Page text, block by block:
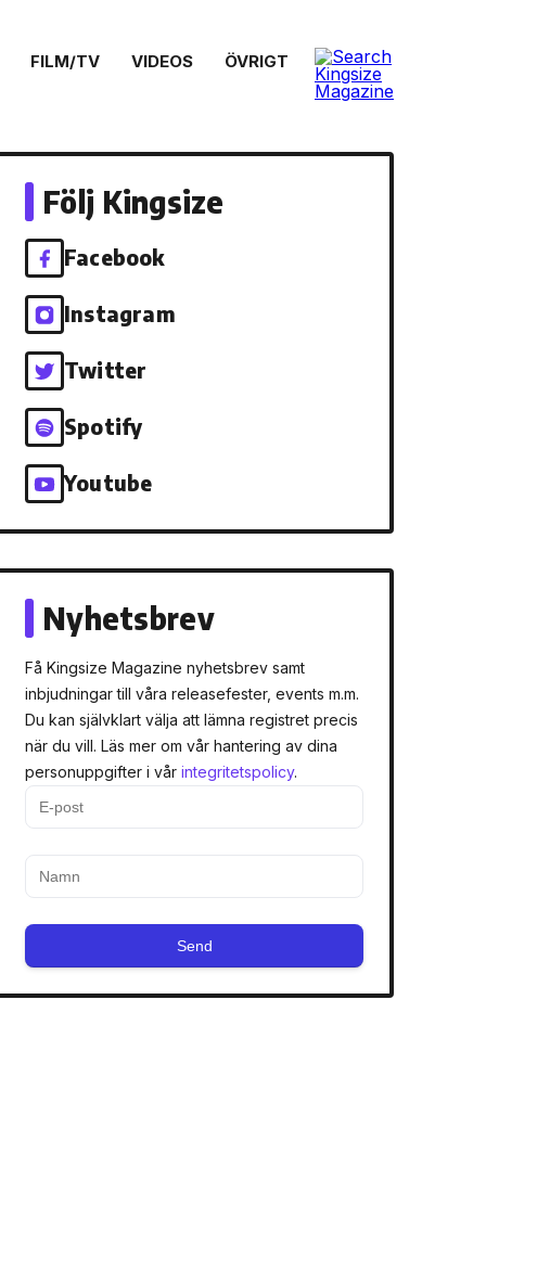
FILM/TV VIDEOS ÖVRIGT
Följ Kingsize
Facebook
Instagram
Twitter
Spotify
Youtube
Nyhetsbrev
Få Kingsize Magazine nyhetsbrev samt
inbjudningar till våra releasefester, events m.m.
Du kan självklart välja att lämna registret precis
när du vill. Läs mer om vår hantering av dina
personuppgifter i vår integritetspolicy.
Send